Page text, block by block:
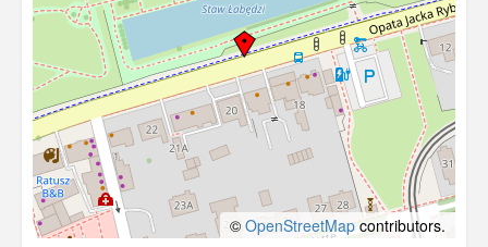
© OpenStreetMapcontributors.